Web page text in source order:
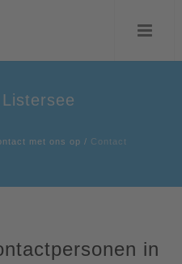
met ons op / Contact
in